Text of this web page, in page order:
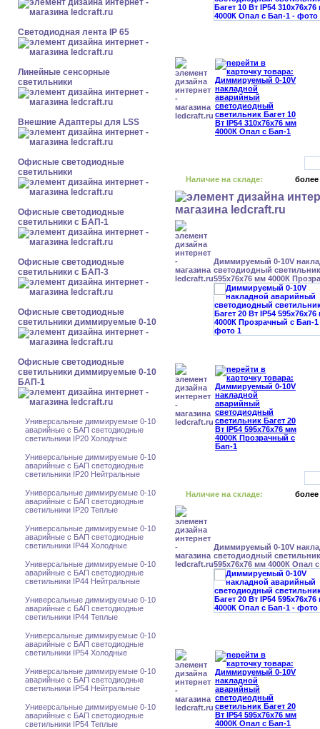
Светодиодная лента IP 65
Линейные сенсорные
светильники
Внешние Адаптеры для LSS
Офисные светодиодные
светильники
Офисные светодиодные
светильники с БАП-1
Офисные светодиодные
светильники с БАП-3
Офисные светодиодные
светильники диммируемые 0-10
Офисные светодиодные
светильники диммируемые 0-10
БАП-1
Универсальные диммируемые 0-10
аварийные с БАП светодиодные
светильники IP20 Холодные
Универсальные диммируемые 0-10
аварийные с БАП светодиодные
светильники IP20 Нейтральные
Универсальные диммируемые 0-10
аварийные с БАП светодиодные
светильники IP20 Теплые
Универсальные диммируемые 0-10
аварийные с БАП светодиодные
светильники IP44 Холодные
Универсальные диммируемые 0-10
аварийные с БАП светодиодные
светильники IP44 Нейтральные
Универсальные диммируемые 0-10
аварийные с БАП светодиодные
светильники IP44 Теплые
Универсальные диммируемые 0-10
аварийные с БАП светодиодные
светильники IP54 Холодные
Универсальные диммируемые 0-10
аварийные с БАП светодиодные
светильники IP54 Нейтральные
Универсальные диммируемые 0-10
аварийные с БАП светодиодные
светильники IP54 Теплые
Наличие на складе: более
Диммируемый 0-10V
светодиодный светильник
595x76x76 мм 4000К
Наличие на складе: более
Диммируемый 0-10V
светодиодный светильник
595x76x76 мм 4000К Опал